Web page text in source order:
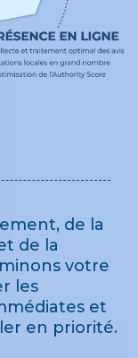
de la
de la
votre
les
et
en priorité.